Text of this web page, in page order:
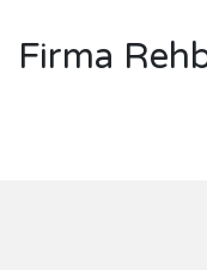
Firma